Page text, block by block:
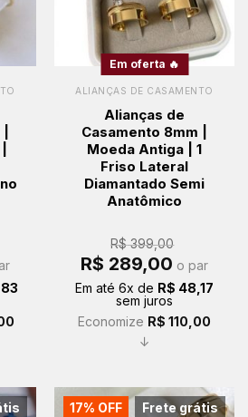
Em oferta 🔥
ALIANÇAS DE CASAMENTO
Alianças de
Casamento 8mm |
Moeda Antiga | 1
Friso Lateral
Diamantado Semi
Anatômico
R$399,00
O
preço
era:
R$ 399,00.
R$ 289,00 preço
é:
o par
Em até 6x de R$ 48,17
sem juros
Economize R$ 110,00
↓
Frete grátis
17% OFF